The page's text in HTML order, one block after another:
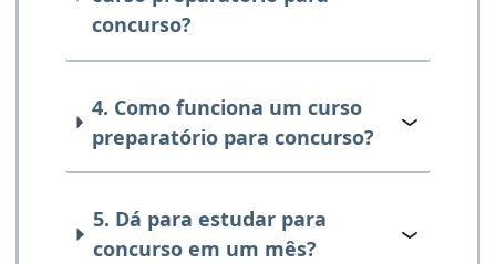
concurso?
4. Como funciona um curso
preparatório para concurso?
5. Dá para estudar para
concurso em um mês?